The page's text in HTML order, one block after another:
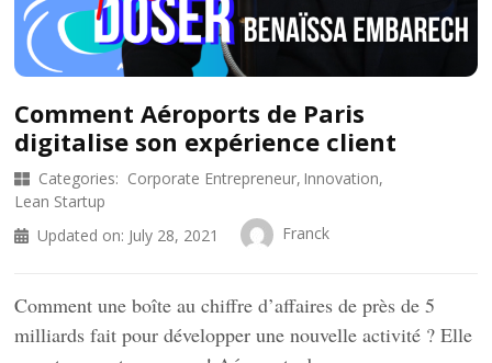
Comment Aéroports de Paris
digitalise son expérience client
Categories: Corporate Entrepreneur Innovation
Lean Startup
Updated on: July 28, 2021 Franck
Comment une boîte au chiffre d’affaires de près de 5
milliards fait pour développer une nouvelle activité ? Elle